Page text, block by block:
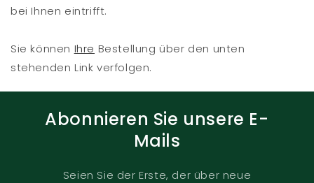
bei Ihnen eintrifft.
Sie können Ihre Bestellung über den unten
stehenden Link verfolgen.
Abonnieren Sie unsere E-
Mails
Seien Sie der Erste, der über neue